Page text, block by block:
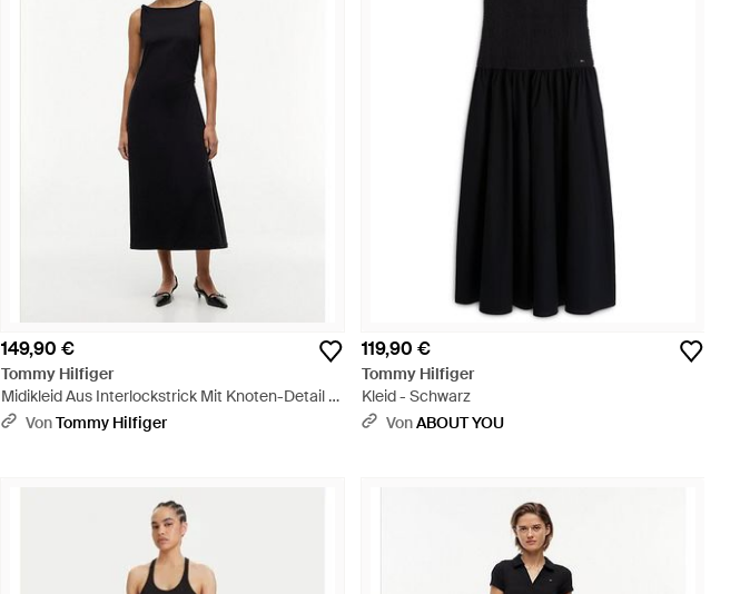
149,90 €
Tommy Hilfiger
Midikleid Aus Interlockstrick Mit Knoten-Detail -
Schwarz
VonTommy Hilfiger
119,90 €
Tommy Hilfiger
Kleid - Schwarz
VonABOUT YOU